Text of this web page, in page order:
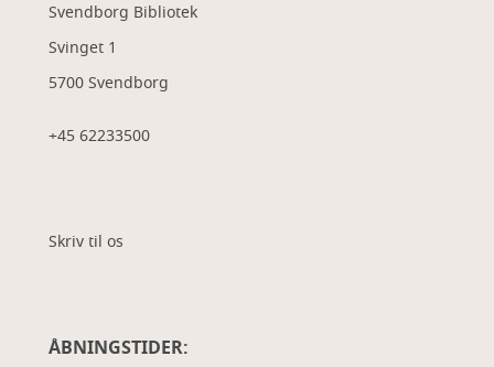
Svendborg Bibliotek
Svinget 1
5700 Svendborg
+45 62233500
Skriv til os
ÅBNINGSTIDER: